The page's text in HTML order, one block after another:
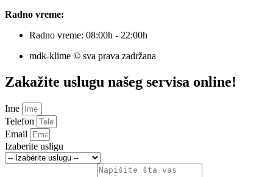
Radno vreme:
Radno vreme: 08:00h - 22:00h
mdk-klime © sva prava zadržana
Zakažite uslugu našeg servisa online!
Ime
Telefon
Email
Izaberite usligu